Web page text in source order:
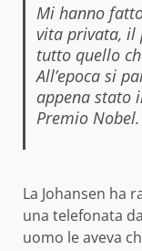
Mi hanno
vita privata, il
tutto quello
All’epoca si
appena stato
Premio Nobel.
La Johansen ha
una telefonata
uomo le aveva